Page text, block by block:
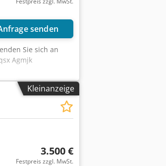
senden
Sie sich an
Agmjk
Kleinanzeige
3.500 €
Festpreis zzgl. MwSt.